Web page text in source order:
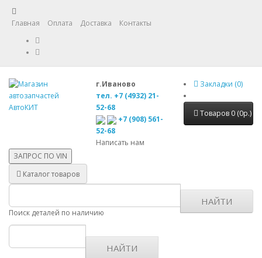
Главная Оплата Доставка Контакты
г.Иваново
тел. +7 (4932) 21-
52-68
+7 (908) 561-
52-68
Написать нам
Закладки (0)
Товаров 0 (0р.)
ЗАПРОС ПО VIN
Каталог товаров
Поиск деталей по наличию
НАЙТИ
НАЙТИ